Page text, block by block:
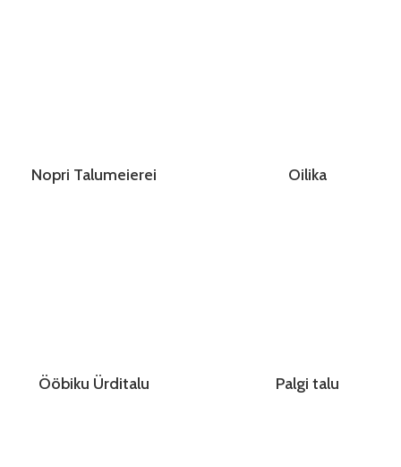
Nopri Talumeierei Oilika
Ööbiku Ürditalu Palgi talu